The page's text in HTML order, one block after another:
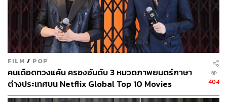
FILM / POP
คนเดือดทวงแค้น ครองอันดับ 3 หมวดภาพยนตร์ภาษา
ต่างประเทศบน Netflix Global Top 10 Movies
404